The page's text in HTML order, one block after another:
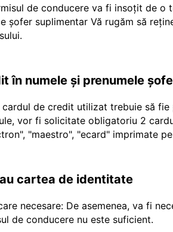
de conducere va fi insoțit de
șofer suplimentar Vă rugăm să
în numele și prenumele
de credit utilizat trebuie să
vor fi solicitate obligatoriu 2
"maestro", "ecard" imprimate
cartea de identitate
necesare: De asemenea, va fi
de conducere nu este suficient.